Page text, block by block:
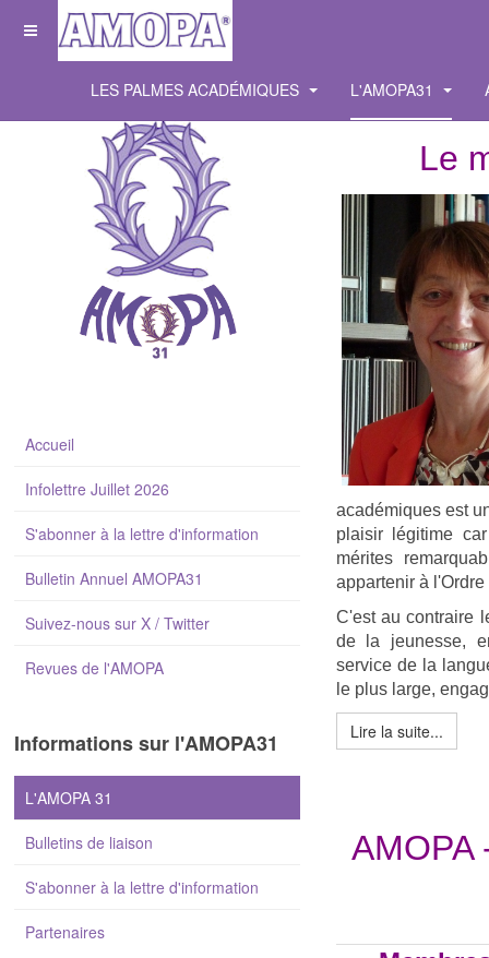
LES PALMES ACADÉMIQUES L'AMOPA31
Le
académiques est
plaisir légitime
mérites
appartenir à
C'est au contraire
de la jeunesse,
service de la
le plus large,
Lire la suite...
AMOPA
Accueil
Infolettre Juillet 2026
S'abonner à la lettre d'information
Bulletin Annuel AMOPA31
Suivez-nous sur X / Twitter
Revues de l'AMOPA
Informations sur l'AMOPA31
L'AMOPA 31
Bulletins de liaison
S'abonner à la lettre d'information
Partenaires